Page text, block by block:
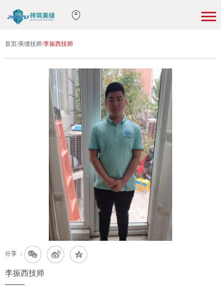
首页/美缝技师/李振西技师
分享 ：
李振西技师